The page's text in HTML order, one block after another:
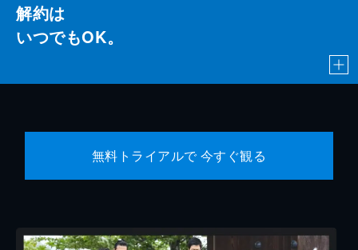
解約は
いつでもOK。
無料トライアルで 今すぐ観る